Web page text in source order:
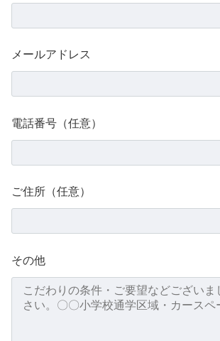
メールアドレス
電話番号（任意）
ご住所（任意）
その他